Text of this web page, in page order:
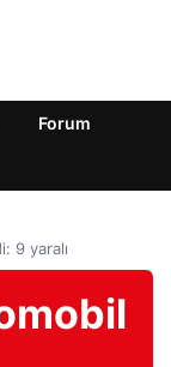
Forum
9 yaralı